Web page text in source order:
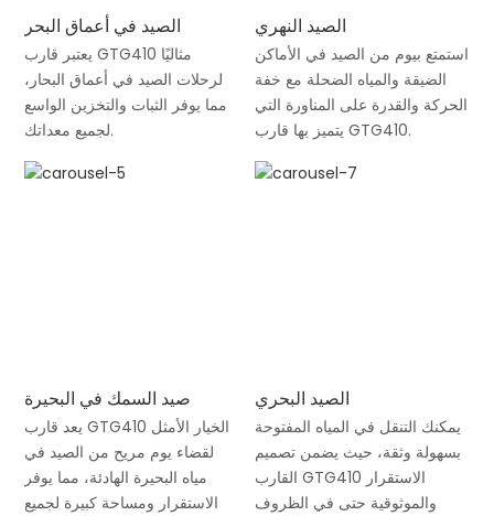
الصيد في أعماق البحر
يعتبر قارب GTG410 مثاليًا
لرحلات الصيد في أعماق البحار،
مما يوفر الثبات والتخزين الواسع
لجميع معداتك.
الصيد النهري
استمتع بيوم من الصيد في الأماكن
الضيقة والمياه الضحلة مع خفة
الحركة والقدرة على المناورة التي
يتميز بها قارب GTG410.
صيد السمك في البحيرة
يعد قارب GTG410 الخيار الأمثل
لقضاء يوم مريح من الصيد في
مياه البحيرة الهادئة، مما يوفر
الاستقرار ومساحة كبيرة لجميع
الصيد البحري
يمكنك التنقل في المياه المفتوحة
بسهولة وثقة، حيث يضمن تصميم
القارب GTG410 الاستقرار
والموثوقية حتى في الظروف